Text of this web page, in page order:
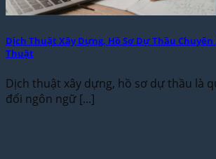
Dịch Thuật Xây Dựng, Hồ Sơ Dự Thầu
Thuật
Dịch thuật xây dựng, hồ sơ dự thầu là
đổi ngôn ngữ [...]